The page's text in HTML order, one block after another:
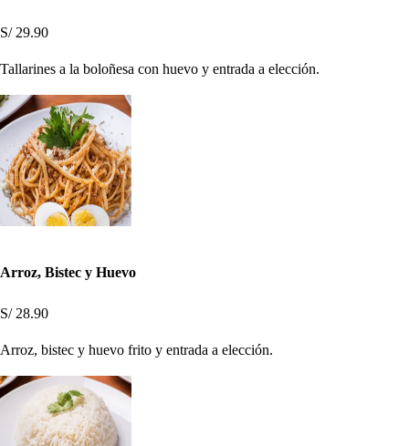
S/ 29.90
Tallarines a la boloñesa con huevo y entrada a elección.
Arroz, Bistec y Huevo
S/ 28.90
Arroz, bistec y huevo frito y entrada a elección.